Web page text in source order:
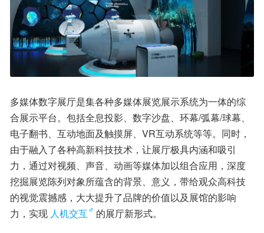
多媒体数字展厅是集各种多媒体展览展示系统为一体的综
合展示平台。包括全息投影、数字沙盘、环幕/弧幕/球幕、
电子翻书、互动地面及触摸屏、VR互动系统等等。同时，
由于融入了各种高新科技技术，让展厅极具内涵和吸引
力，通过对视频、声音、动画等媒体加以组合应用，深度
挖掘展览陈列对象所蕴含的背景、意义，带给观众高科技
的视觉震撼感，大大提升了品牌的价值以及展馆的影响
力，实现 人机交互 的展厅新形式。